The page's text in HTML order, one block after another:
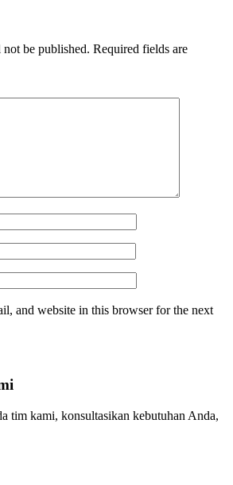
be published. Required fields are
and website in this browser for the next
tim kami, konsultasikan kebutuhan Anda,